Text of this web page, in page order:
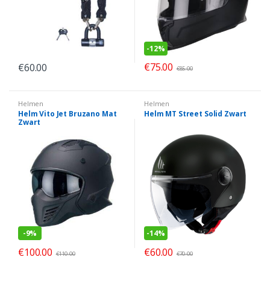
€60.00
-12%
€75.00 €85.00
Helmen
Helm Vito Jet Bruzano Mat
Zwart
-9%
€100.00 €110.00
Helmen
Helm MT Street Solid Zwart
-14%
€60.00 €70.00